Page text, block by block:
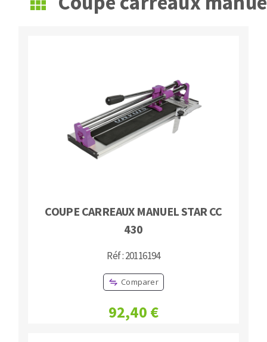
Fraises scies
COUPE CARREAUX MANUEL STAR CC
430
Réf : 20116194
Comparer
92,40 €